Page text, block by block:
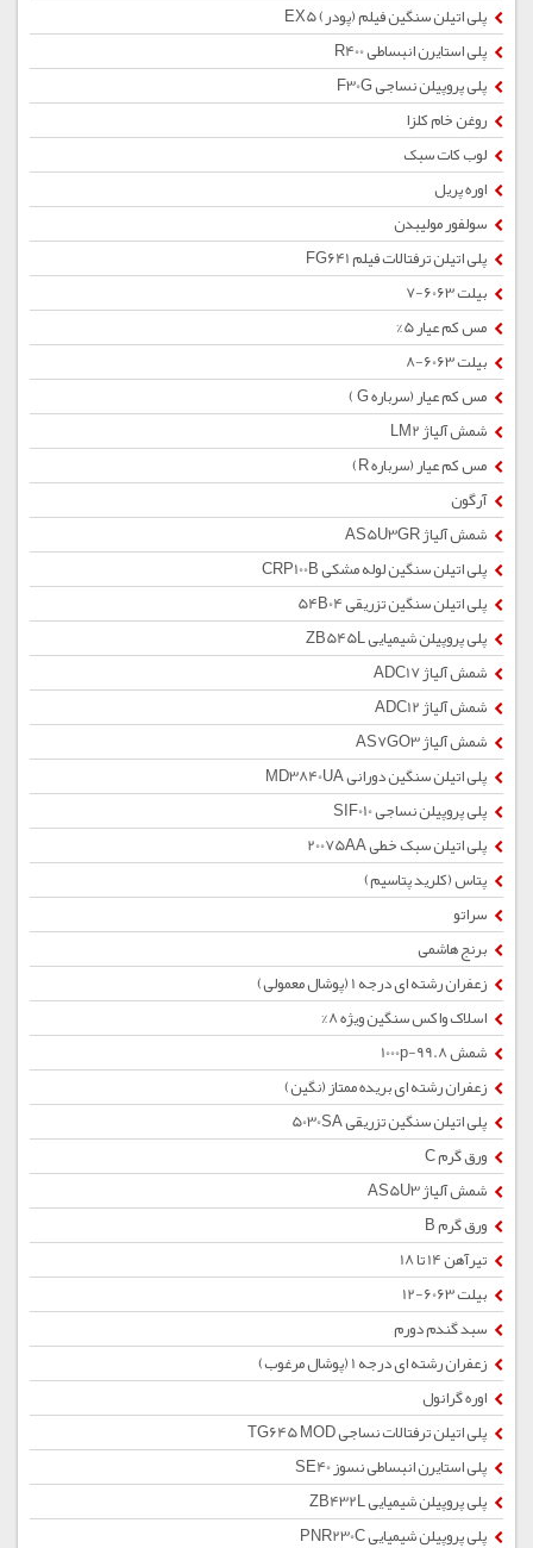
پلی اتیلن سنگین فیلم (پودر) EX5
پلی استایرن انبساطی R400
پلی پروپیلن نساجی F30G
روغن خام کلزا
لوب کات سبک
اوره پریل
سولفور مولیبدن
پلی اتیلن ترفتالات فیلم FG641
بیلت 6063-7
مس کم عیار 5%
بیلت 6063-8
مس کم عیار (سرباره G )
شمش آلیاژ LM2
مس کم عیار (سرباره R)
آرگون
شمش آلیاژ AS5U3GR
پلی اتیلن سنگین لوله مشکی CRP100B
پلی اتیلن سنگین تزریقی 54B04
پلی پروپیلن شیمیایی ZB545L
شمش آلیاژ ADC17
شمش آلیاژ ADC12
شمش آلیاژ AS7GO3
پلی اتیلن سنگین دورانی MD3840UA
پلی پروپیلن نساجی SIF010
پلی اتیلن سبک خطی 20075AA
پتاس (کلرید پتاسیم)
سراتو
برنج هاشمی
زعفران رشته ای درجه 1 (پوشال معمولی)
اسلاک واکس سنگین ویژه 8%
شمش 1000p-99.8
زعفران رشته ای بریده ممتاز (نگین)
پلی اتیلن سنگین تزریقی 5030SA
ورق گرم C
شمش آلیاژ AS5U3
ورق گرم B
تیرآهن 14 تا 18
بیلت 6063-12
سبد گندم دورم
زعفران رشته ای درجه 1 (پوشال مرغوب)
اوره گرانول
پلی اتیلن ترفتالات نساجی TG645 MOD
پلی استایرن انبساطی نسوز SE40
پلی پروپیلن شیمیایی ZB432L
پلی پروپیلن شیمیایی PNR230C